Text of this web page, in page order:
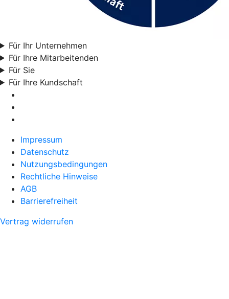
Für Ihr Unternehmen
Für Ihre Mitarbeitenden
Für Sie
Für Ihre Kundschaft
Impressum
Datenschutz
Nutzungsbedingungen
Rechtliche Hinweise
AGB
Barrierefreiheit
Vertrag widerrufen